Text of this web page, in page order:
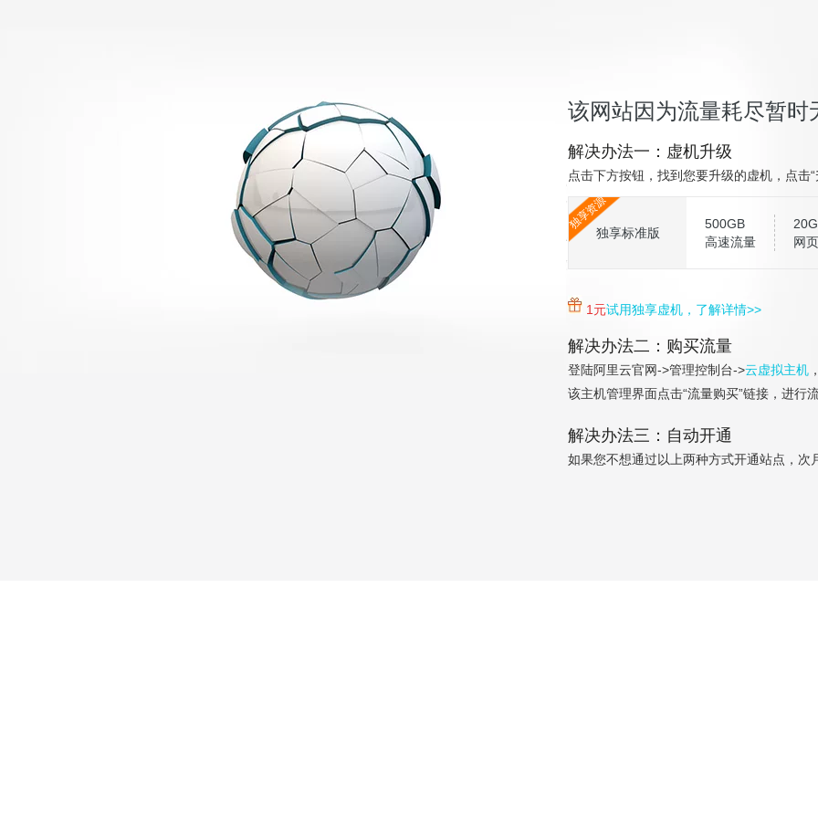
该网站因为流量耗尽暂时
解决办法一：虚机升级
点击下方按钮，找到您要升级的虚机，点击
独享资源
独享标准版
500GB
高速流量
网
1元试用独享虚机，了解详情>>
解决办法二：购买流量
登陆阿里云官网->管理控制台->云虚拟主机
该主机管理界面点击“流量购买”链接，进行
解决办法三：自动开通
如果您不想通过以上两种方式开通站点，次